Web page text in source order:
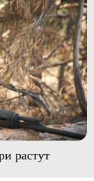
растут